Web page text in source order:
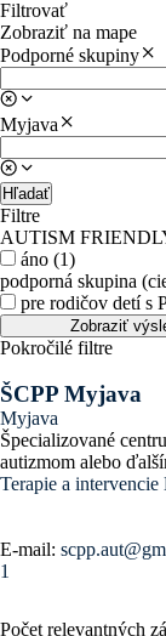
Filtrovať
Zobraziť na mape
Podporné skupiny
Myjava
Hľadať
Filtre
AUTISM
áno (1)
podporná skupina
pre rodičov detí s
Zobraziť
Pokročilé filtre
ŠCPP Myjava
Myjava
Špecializované
autizmom alebo
Terapie a intervencie
E-mail:
1
Počet relevantných